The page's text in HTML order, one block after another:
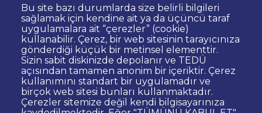
2. Applicants who cannot apply
are the ones;
Bu site bazı durumlarda size belirli bilgileri
sağlamak için kendine ait ya da üçüncü taraf
uygulamalara ait “çerezler” (cookie)
kullanabilir. Çerez, bir web sitesinin tarayıcınıza
gönderdiği küçük bir metinsel elementtir.
Sizin sabit diskinizde depolanır ve TEDÜ
açısından tamamen anonim bir içeriktir. Çerez
kullanımını standart bir uygulamadır ve
birçok web sitesi bunları kullanmaktadır.
Çerezler sitemize değil kendi bilgisayarınıza